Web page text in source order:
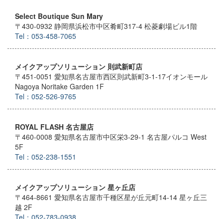
Select Boutique Sun Mary
〒430-0932 静岡県浜松市中区肴町317-4 松菱劇場ビル1階
Tel：053-458-7065
メイクアップソリューション 則武新町店
〒451-0051 愛知県名古屋市西区則武新町3-1-17イオンモール
Nagoya Noritake Garden 1F
Tel：052-526-9765
ROYAL FLASH 名古屋店
〒460-0008 愛知県名古屋市中区栄3-29-1 名古屋パルコ West
5F
Tel：052-238-1551
メイクアップソリューション 星ヶ丘店
〒464-8661 愛知県名古屋市千種区星が丘元町14-14 星ヶ丘三
越 2F